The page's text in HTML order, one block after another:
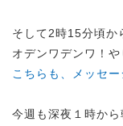
そして2時15分頃か
オデンワデンワ！や
こちらも、メッセ
今週も深夜１時か